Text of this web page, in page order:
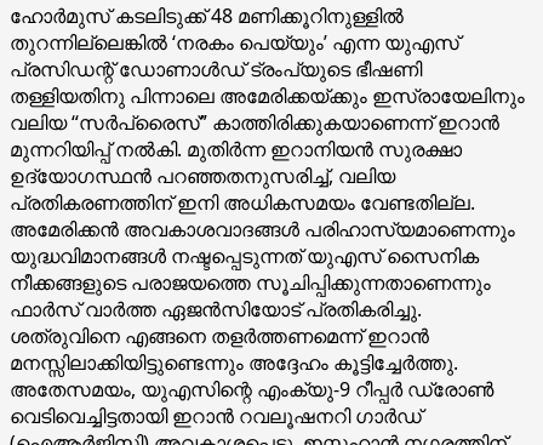
ഹോർമുസ് കടലിടുക്ക് 48 മണിക്കൂറിനുള്ളിൽ
തുറന്നില്ലെങ്കിൽ ‘നരകം പെയ്യും’ എന്ന യുഎസ്
പ്രസിഡന്റ് ഡോണാൾഡ് ട്രംപ്യുടെ ഭീഷണി
തള്ളിയതിനു പിന്നാലെ അമേരിക്കയ്ക്കും ഇസ്രായേലിനും
വലിയ “സർപ്രൈസ്” കാത്തിരിക്കുകയാണെന്ന് ഇറാൻ
മുന്നറിയിപ്പ് നൽകി. മുതിർന്ന ഇറാനിയൻ സുരക്ഷാ
ഉദ്യോഗസ്ഥൻ പറഞ്ഞതനുസരിച്ച്, വലിയ
പ്രതികരണത്തിന് ഇനി അധികസമയം വേണ്ടതില്ല.
അമേരിക്കൻ അവകാശവാദങ്ങൾ പരിഹാസ്യമാണെന്നും
യുദ്ധവിമാനങ്ങൾ നഷ്ടപ്പെടുന്നത് യുഎസ് സൈനിക
നീക്കങ്ങളുടെ പരാജയത്തെ സൂചിപ്പിക്കുന്നതാണെന്നും
ഫാർസ് വാർത്ത ഏജൻസിയോട് പ്രതികരിച്ചു.
ശത്രുവിനെ എങ്ങനെ തളർത്തണമെന്ന് ഇറാൻ
മനസ്സിലാക്കിയിട്ടുണ്ടെന്നും അദ്ദേഹം കൂട്ടിച്ചേർത്തു.
അതേസമയം, യുഎസിന്റെ എംക്യു-9 റീപ്പർ ഡ്രോൺ
വെടിവെച്ചിട്ടതായി ഇറാൻ റവലൂഷനറി ഗാർഡ്